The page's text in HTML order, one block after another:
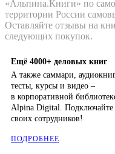
«Альпина.Книги» по
территории России
Оставляйте отзывы на
следующих покупок.
Ещё 4000+ деловых книг
А также саммари,
тесты, курсы и видео –
в корпоративной
Alpina Digital. Подключайте
своих сотрудников!
ПОДРОБНЕЕ